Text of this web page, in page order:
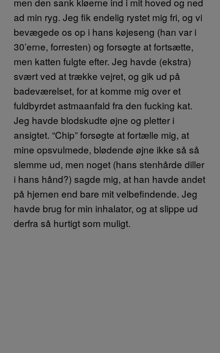
ad min ryg. Jeg fik endelig rystet mig fri, og vi
bevægede os op i hans køjeseng (han var i
30’erne, forresten) og forsøgte at fortsætte,
men katten fulgte efter. Jeg havde (ekstra)
svært ved at trække vejret, og gik ud på
badeværelset, for at komme mig over et
fuldbyrdet astmaanfald fra den fucking kat.
Jeg havde blodskudte øjne og pletter i
ansigtet. “Chip” forsøgte at fortælle mig, at
mine opsvulmede, blødende øjne ikke så så
slemme ud, men noget (hans stenhårde diller
i hans hånd?) sagde mig, at han havde andet
på hjernen end bare mit velbefindende. Jeg
havde brug for min inhalator, og at slippe ud
derfra så hurtigt som muligt.